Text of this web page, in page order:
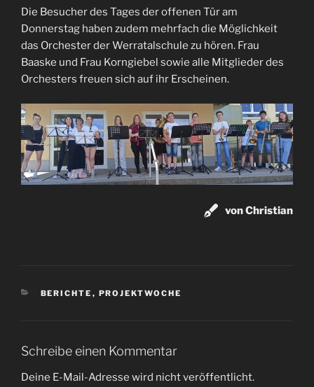
Die Besucher des Tages der offenen Tür am
Donnerstag haben zudem mehrfach die Möglichkeit
das Orchester der Werratalschule zu hören. Frau
Baaske und Frau Korngiebel sowie alle Mitglieder des
Orchesters freuen sich auf ihr Erscheinen.
von Christian
KATEGORIEN
BERICHTE , PROJEKTWOCHE
Schreibe einen Kommentar
Deine E-Mail-Adresse wird nicht veröffentlicht.